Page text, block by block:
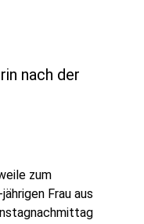
nach der
zum
Frau aus